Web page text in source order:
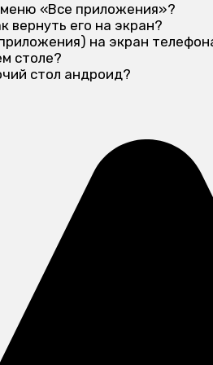
меню «Все приложения»?
вернуть его на экран?
на экран
столе?
стол андроид?